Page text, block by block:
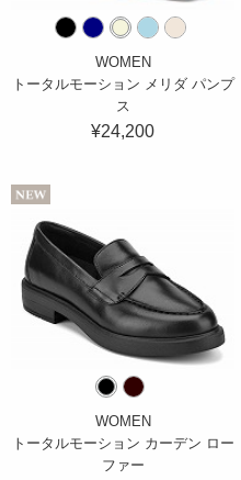
WOMEN
トータルモーション メリダ パンプ
ス
¥24,200
WOMEN
トータルモーション カーデン ロー
ファー